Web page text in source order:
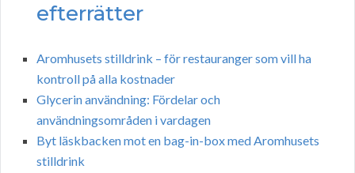
efterrätter
Aromhusets stilldrink – för restauranger som vill ha
kontroll på alla kostnader
Glycerin användning: Fördelar och
användningsområden i vardagen
Byt läskbacken mot en bag-in-box med Aromhusets
stilldrink